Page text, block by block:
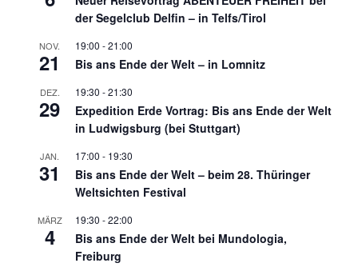
der Segelclub Delfin – in Telfs/Tirol
NOV.
21
19:00 -21:00
Bis ans Ende der Welt – in Lomnitz
DEZ.
29
19:30 -21:30
Expedition Erde Vortrag: Bis ans Ende der Welt
in Ludwigsburg (bei Stuttgart)
JAN.
31
17:00 - 19:30
Bis ans Ende der Welt – beim 28. Thüringer
Weltsichten Festival
MÄRZ
4
19:30 -22:00
Bis ans Ende der Welt bei Mundologia,
Freiburg